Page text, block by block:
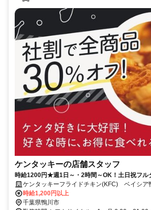
ケンタッキーの店舗スタッフ
時給1200円★週1日～・2時間～OK！土日祝フル
歓迎♪ケンタッキーフライドチキン(KFC) ベイシア
時給1,200円以上
千葉県鴨川市